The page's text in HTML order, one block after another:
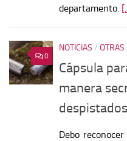
departamento.
0
NOTICIAS / OTRAS
Cápsula
manera
despistados
Debo